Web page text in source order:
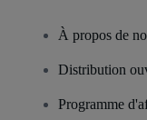
À propos de
Distribution
Programme